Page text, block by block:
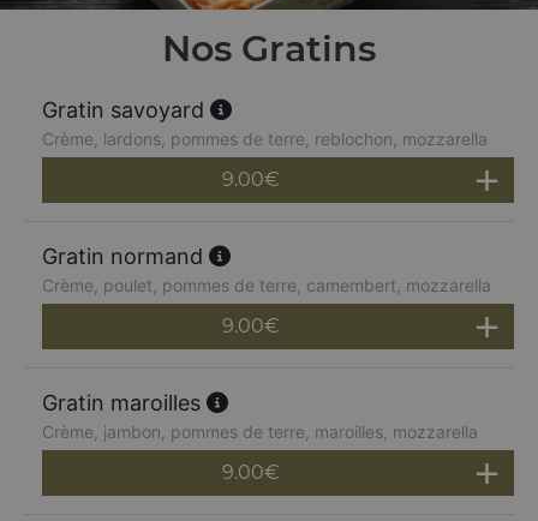
Nos Gratins
Gratin savoyard
Crème, lardons, pommes de terre, reblochon, mozzarella
9.00€
Gratin normand
Crème, poulet, pommes de terre, camembert, mozzarella
9.00€
Gratin maroilles
Crème, jambon, pommes de terre, maroilles, mozzarella
9.00€